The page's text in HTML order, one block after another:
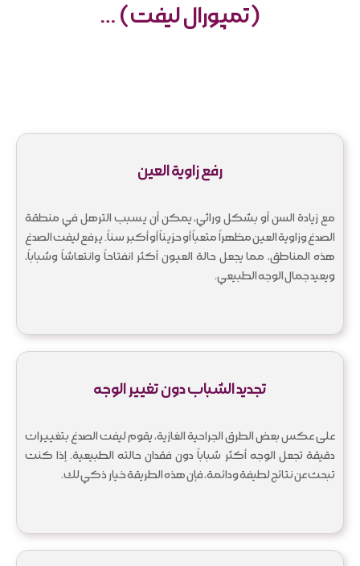
(تمپورال لیفت) …
رفع زاوية العين
مع زيادة السن أو بشكل وراثي، يمكن أن يسبب الترهل في منطقة
الصدغ وزاوية العين مظهراً متعباً أو حزيناً أو أكبر سناً. يرفع لیفت الصدغ
هذه المناطق، مما يجعل حالة العيون أكثر انفتاحاً وانتعاشاً وشباباً،
ويعيد جمال الوجه الطبيعي.
تجديد الشباب دون تغيير الوجه
على عكس بعض الطرق الجراحية الغازية، يقوم لیفت الصدغ بتغييرات
دقيقة تجعل الوجه أكثر شباباً دون فقدان حالته الطبيعية. إذا كنت
تبحث عن نتائج لطيفة ودائمة، فإن هذه الطريقة خيار ذكي لك.